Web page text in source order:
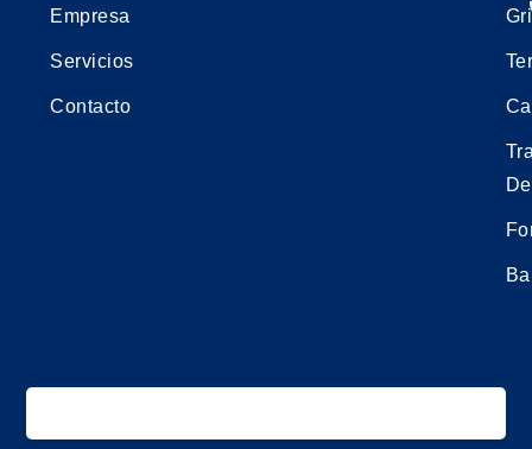
Empresa
Servicios
Contacto